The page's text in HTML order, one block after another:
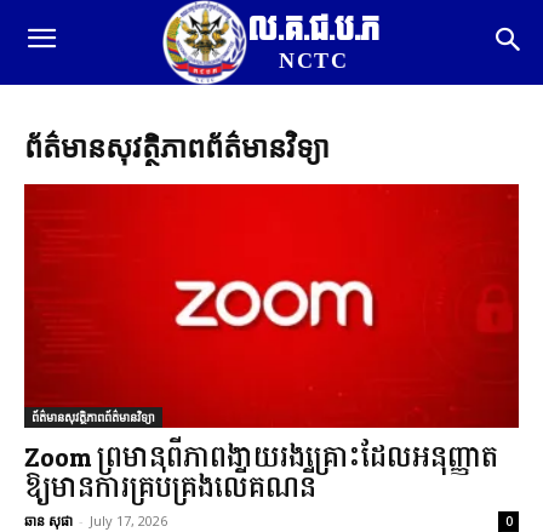
ល.គ.ជ.ប.ភ
NCTC
ព័ត៌មានសុវត្ថិភាពព័ត៌មានវិទ្យា
ព័ត៌មានសុវត្ថិភាពព័ត៌មានវិទ្យា
Zoom ព្រមានពីភាពងាយរងគ្រោះដែលអនុញ្ញាត
ឱ្យមានការគ្រប់គ្រងលើគណនី
ឆាន សុផា - July 17, 2026 0